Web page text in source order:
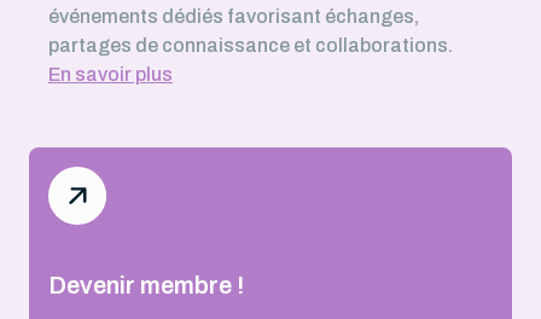
événements dédiés favorisant échanges,
partages de connaissance et collaborations.
En savoir plus
Devenir membre !